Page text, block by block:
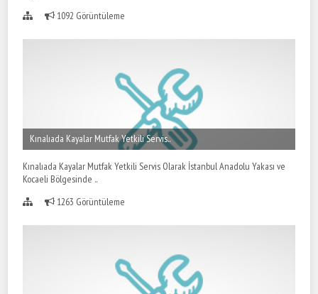
1092 Görüntüleme
Kınalıada Kayalar Mutfak Yetkili Servis..
Kınalıada Kayalar Mutfak Yetkili Servis Olarak İstanbul Anadolu Yakası ve
Kocaeli Bölgesinde ..
1263 Görüntüleme